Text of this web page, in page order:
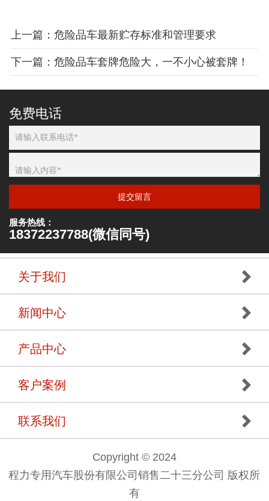
上一篇：危险品车最新贮存标准和管理要求
下一篇：危险品车套牌危险大，一不小心被套牌！
免费电话
提交留言
服务热线：
18372237788(微信同号)
关于我们
新闻中心
产品中心
客户案例
联系我们
Copyright © 2024
程力专用汽车股份有限公司销售二十三分公司 版权所
有